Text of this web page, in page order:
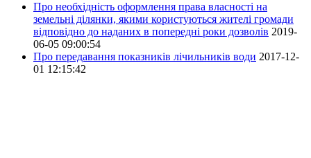
Про необхідність оформлення права власності на
земельні ділянки, якими користуються жителі громади
відповідно до наданих в попередні роки дозволів 2019-
06-05 09:00:54
Про передавання показників лічильників води 2017-12-
01 12:15:42